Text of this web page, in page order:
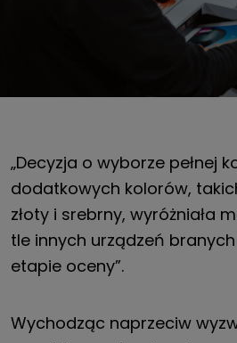
„Decyzja o wyborze pełnej
dodatkowych kolorów,
złoty i srebrny, wyróżniała
tle innych urządzeń
etapie oceny”.
Wychodząc naprzeciw